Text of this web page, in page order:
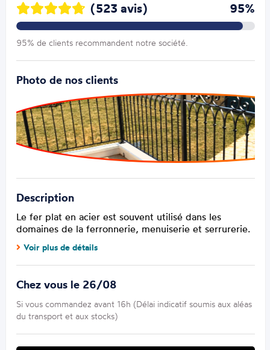
(523 avis) 95%
95% de clients recommandent notre société.
Photo de nos clients
Description
Le fer plat en acier est souvent utilisé dans les
domaines de la ferronnerie, menuiserie et serrurerie.
Voir plus de détails
Chez vous le 26/08
Si vous commandez avant 16h (Délai indicatif soumis aux aléas
du transport et aux stocks)